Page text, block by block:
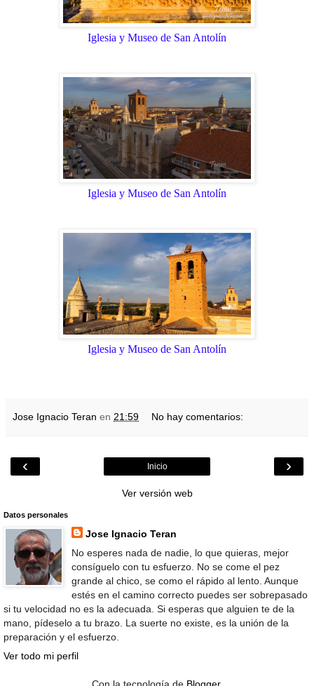
Iglesia y Museo de San Antolín
Iglesia y Museo de San Antolín
Iglesia y Museo de San Antolín
Jose Ignacio Teran en 21:59 No hay comentarios:
‹ ›
Inicio
Ver versión web
Datos personales
Jose Ignacio Teran
No esperes nada de nadie, lo que quieras, mejor
consíguelo con tu esfuerzo. No se come el pez
grande al chico, se como el rápido al lento. Aunque
estés en el camino correcto puedes ser sobrepasado
si tu velocidad no es la adecuada. Si esperas que alguien te de la
mano, pídeselo a tu brazo. La suerte no existe, es la unión de la
preparación y el esfuerzo.
Ver todo mi perfil